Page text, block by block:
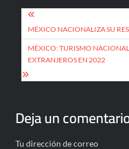
Navegación
de
entradas
MÉXICO NACIONALIZA SU
MÉXICO: TURISMO
EXTRANJEROS EN 2022
Deja un
Tu dirección de correo